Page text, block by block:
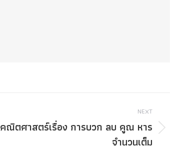
NEXT
คณิตศาสตร์เรื่อง การบวก ลบ คูณ หาร
จำนวนเต็ม